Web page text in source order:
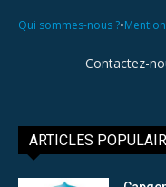
Qui sommes-nous ?•
Contactez-
ARTICLES